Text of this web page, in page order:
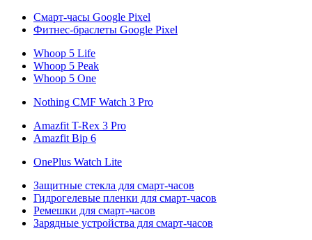
Смарт-часы Google Pixel
Фитнес-браслеты Google Pixel
Whoop 5 Life
Whoop 5 Peak
Whoop 5 One
Nothing CMF Watch 3 Pro
Amazfit T-Rex 3 Pro
Amazfit Bip 6
OnePlus Watch Lite
Защитные стекла для смарт-часов
Гидрогелевые пленки для смарт-часов
Ремешки для смарт-часов
Зарядные устройства для смарт-часов